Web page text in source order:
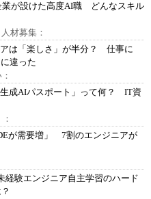
が設けた高度AI職 どんなスキル
材募集：
は「楽しさ」が半分？ 仕事に
違った
成AIパスポート」って何？ IT資
が需要増」 7割のエンジニアが
験エンジニア自主学習のハード